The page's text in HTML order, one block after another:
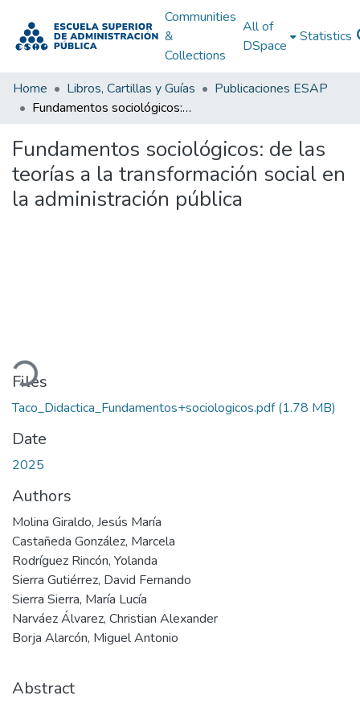
Communities
&
Collections
All of
DSpace
Statistics
Home Libros, Cartillas y Guías
Publicaciones ESAP
Fundamentos sociológicos: de las teorías a la transformación social en la administración pública
Fundamentos sociológicos: de las
teorías a la transformación social en
la administración pública
Files
Taco_Didactica_Fundamentos+sociologicos.pdf(1.78 MB)
Date
2025
Authors
Molina Giraldo, Jesús María
Castañeda González, Marcela
Rodríguez Rincón, Yolanda
Sierra Gutiérrez, David Fernando
Sierra Sierra, María Lucía
Narváez Álvarez, Christian Alexander
Borja Alarcón, Miguel Antonio
Abstract